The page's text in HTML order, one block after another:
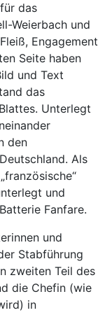
das
Weierbach und
Engagement
Seite haben
und Text
das
Unterlegt
den
Als
und
Fanfare.
und
Stabführung
zweiten Teil des
die Chefin (wie
in